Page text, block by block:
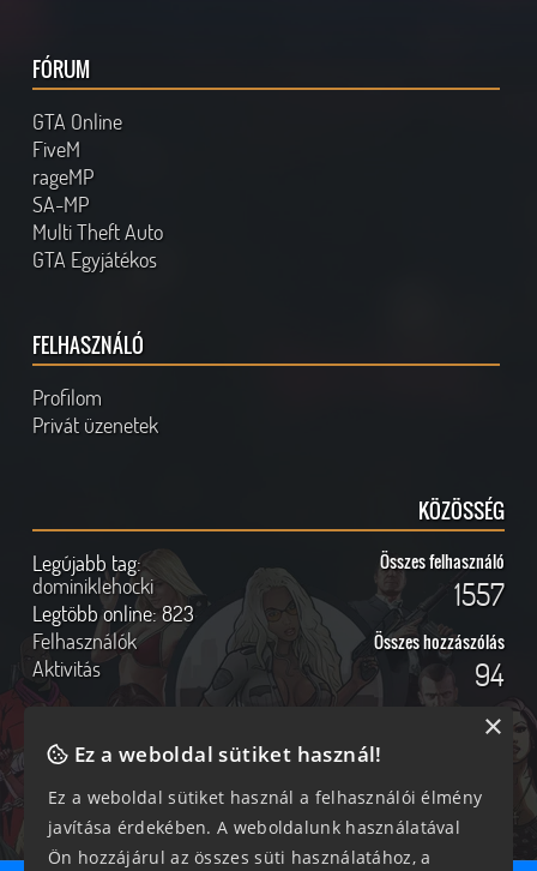
FÓRUM
GTA Online
FiveM
rageMP
SA-MP
Multi Theft Auto
GTA Egyjátékos
FELHASZNÁLÓ
Profilom
Privát üzenetek
KÖZÖSSÉG
Legújabb tag:
dominiklehocki
Legtöbb online:823
Felhasználók
Aktivitás
Összes felhasználó
1557
Összes hozzászólás
94
Online felhasználók
179 vendég, 0 tag
Kövess Minket!
Ez a weboldal sütiket használ!
Ez a weboldal sütiket használ a felhasználói élmény
javítása érdekében. A weboldalunk használatával
Ön hozzájárul az összes süti használatához, a
×